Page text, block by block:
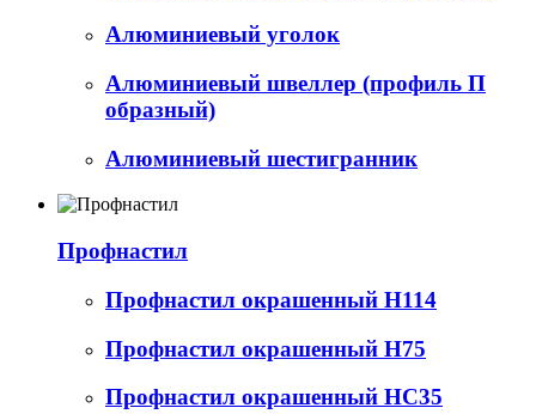
Алюминиевый уголок
Алюминиевый швеллер (профиль П
образный)
Алюминиевый шестигранник
Профнастил
Профнастил окрашенный Н114
Профнастил окрашенный Н75
Профнастил окрашенный НС35